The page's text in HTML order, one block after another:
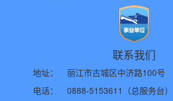
联系我们
地址：
丽江市古城区中济路100号
电话：
0888-5153611（总服务台）